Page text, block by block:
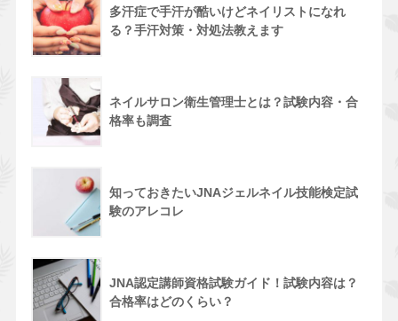
多汗症で手汗が酷いけどネイリストになれ
る？手汗対策・対処法教えます
ネイルサロン衛生管理士とは？試験内容・合
格率も調査
知っておきたいJNAジェルネイル技能検定試
験のアレコレ
JNA認定講師資格試験ガイド！試験内容は？
合格率はどのくらい？